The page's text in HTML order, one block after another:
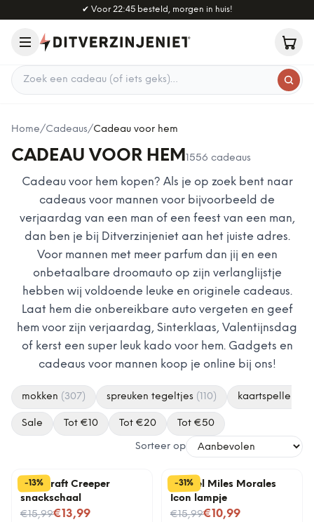
Naar hoofdinhoud
✔ Voor 22:45 besteld, morgen in huis!
Zoek een cadeau
Home/Cadeaus/Cadeau voor hem
CADEAU VOOR HEM 1556 cadeaus
Cadeau voor hem kopen? Als je op zoek bent naar
cadeaus voor mannen voor bijvoorbeeld de
verjaardag van een man of een feest van een man,
dan ben je bij Ditverzinjeniet aan het juiste adres.
Voor mannen met meer parfum dan jij en een
onbetaalbare droomauto op zijn verlanglijstje
hebben wij voldoende leuke en originele cadeaus.
Laat hem die onbereikbare auto vergeten en geef
hem voor zijn verjaardag, Sinterklaas, Valentijnsdag
of kerst een super leuk kado voor hem. Gadgets en
cadeaus voor mannen koop je online bij ons!
mokken ( 307) spreuken tegeltjes ( 110 ) kaartspellen
Sale Tot €10 Tot €20 Tot €50
Sorteer op
-13%
Minecraft Creeper
snackschaal
€15,99
Nu voor€13,99
-31%
Marvel Miles Morales
Icon lampje
€15,99
Nu voor€10,99